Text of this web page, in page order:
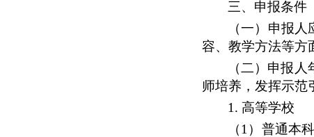
三、申报条件
（一）申报
容、教学方法等方
（二）申报
师培养，发挥示范
1. 高等学校
（1）普通本